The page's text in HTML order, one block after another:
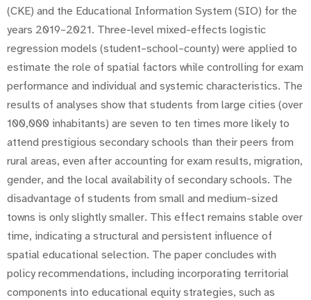
(CKE) and the Educational Information System (SIO) for the
years 2019–2021. Three-level mixed-effects logistic
regression models (student–school–county) were applied to
estimate the role of spatial factors while controlling for exam
performance and individual and systemic characteristics. The
results of analyses show that students from large cities (over
100,000 inhabitants) are seven to ten times more likely to
attend prestigious secondary schools than their peers from
rural areas, even after accounting for exam results, migration,
gender, and the local availability of secondary schools. The
disadvantage of students from small and medium-sized
towns is only slightly smaller. This effect remains stable over
time, indicating a structural and persistent influence of
spatial educational selection. The paper concludes with
policy recommendations, including incorporating territorial
components into educational equity strategies, such as